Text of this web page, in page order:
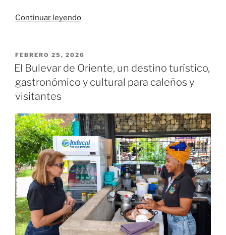
Continuar leyendo«En
55
días
2026,
red
semafórica
de
Cali
ha
sufrido
38
hechos
de
vandalismo»
PUBLICADO
EL
FEBRERO 25, 2026
El Bulevar de Oriente, un destino turístico,
gastronómico y cultural para caleños y
visitantes